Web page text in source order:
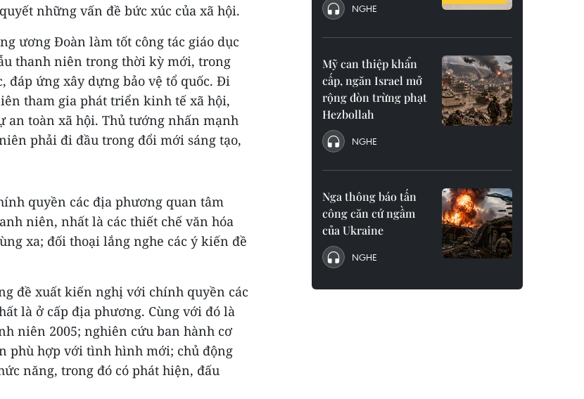
những vấn đề bức xúc của xã hội.
ương Đoàn làm tốt công tác giáo dục
thanh niên trong thời kỳ mới, trong
đáp ứng xây dựng bảo vệ tổ quốc. Đi
tham gia phát triển kinh tế xã hội,
an toàn xã hội. Thủ tướng nhấn mạnh
phải đi đầu trong đổi mới sáng tạo,
quyền các địa phương quan tâm
niên, nhất là các thiết chế văn hóa
xa; đối thoại lắng nghe các ý kiến đề
đề xuất kiến nghị với chính quyền các
là ở cấp địa phương. Cùng với đó là
niên 2005; nghiên cứu ban hành cơ
phù hợp với tình hình mới; chủ động
năng, trong đó có phát hiện, đấu
NGHE
Mỹ can thiệp khẩn
cấp, ngăn Israel mở
rộng đòn trừng phạt
Hezbollah
NGHE
Nga thông báo tấn
công căn cứ ngầm
của Ukraine
NGHE